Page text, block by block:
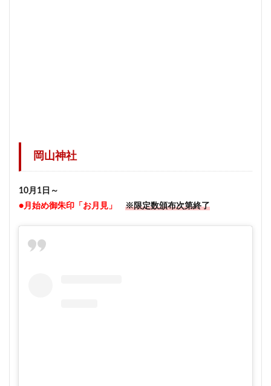
岡山神社
10月1日～
●月始め御朱印「お月見」
※限定数頒布次第終了